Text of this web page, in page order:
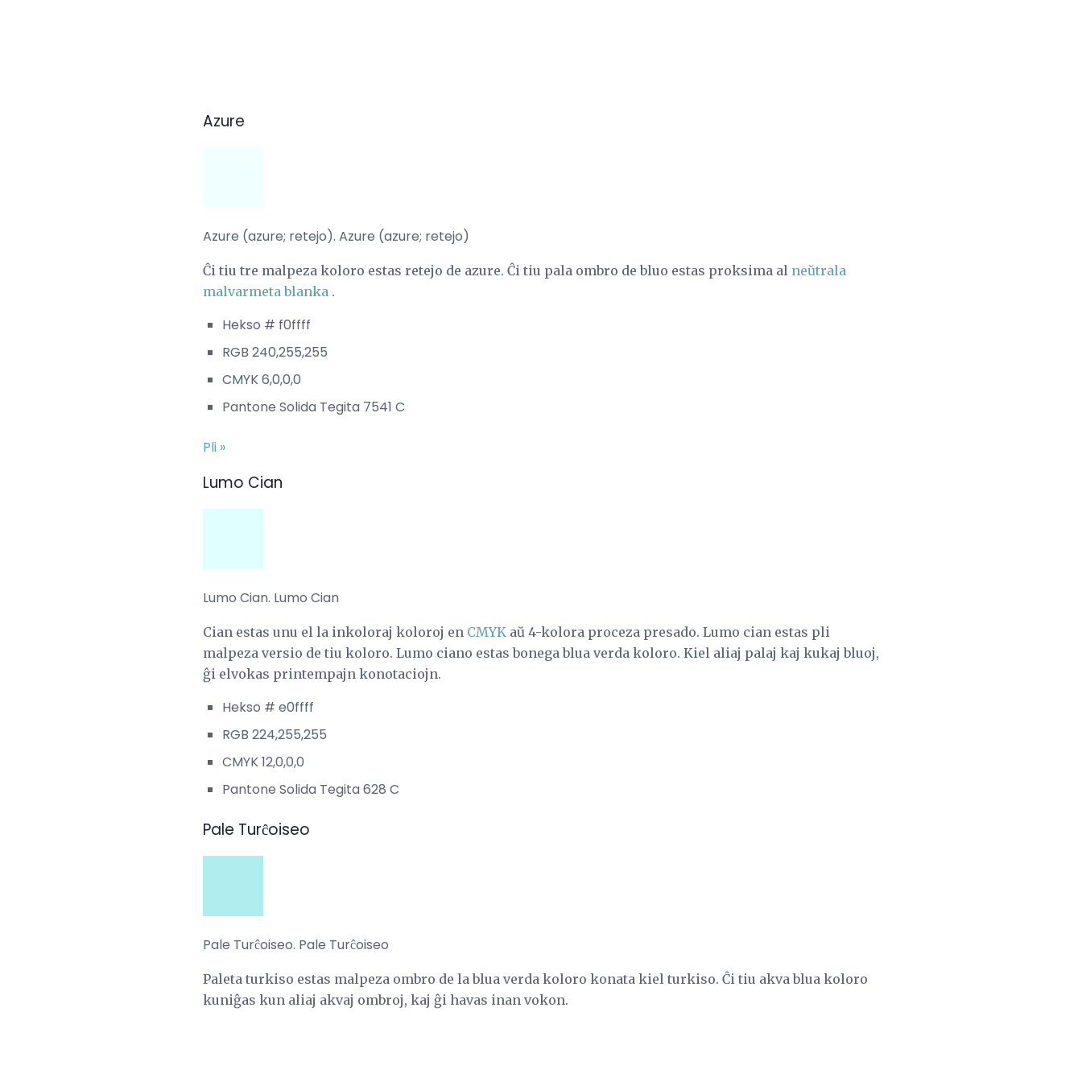
Azure
Azure (azure; retejo). Azure (azure; retejo)
Ĉi tiu tre malpeza koloro estas retejo de azure. Ĉi tiu pala ombro de bluo estas proksima al neŭtrala
malvarmeta blanka .
Hekso # f0ffff
RGB 240,255,255
CMYK 6,0,0,0
Pantone Solida Tegita 7541 C
Pli »
Lumo Cian
Lumo Cian. Lumo Cian
Cian estas unu el la inkoloraj koloroj en CMYK aŭ 4-kolora proceza presado. Lumo cian estas pli
malpeza versio de tiu koloro. Lumo ciano estas bonega blua verda koloro. Kiel aliaj palaj kaj kukaj bluoj,
ĝi elvokas printempajn konotaciojn.
Hekso # e0ffff
RGB 224,255,255
CMYK 12,0,0,0
Pantone Solida Tegita 628 C
Pale Turĉoiseo
Pale Turĉoiseo. Pale Turĉoiseo
Paleta turkiso estas malpeza ombro de la blua verda koloro konata kiel turkiso. Ĉi tiu akva blua koloro
kuniĝas kun aliaj akvaj ombroj, kaj ĝi havas inan vokon.